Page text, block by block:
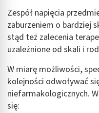
Zespół napięcia
zaburzeniem o bardziej
stąd też zalecenia
uzależnione od skali i
W miarę możliwości,
kolejności odwoływać
niefarmakologicznych.
się: